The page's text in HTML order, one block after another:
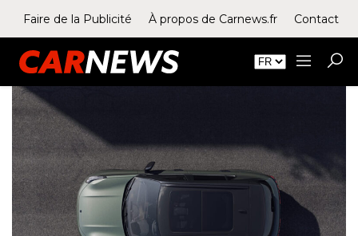
Faire de la Publicité À propos de Carnews.fr Contact